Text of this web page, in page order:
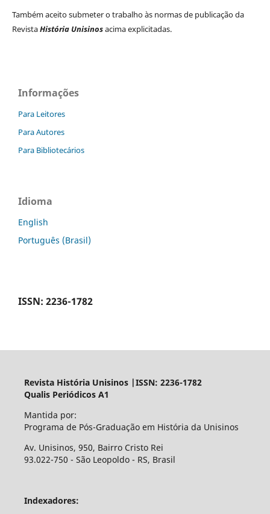
Também aceito submeter o trabalho às normas de publicação da
RevistaHistória Unisinosacima explicitadas.
Informações
Para Leitores
Para Autores
Para Bibliotecários
Idioma
English
Português (Brasil)
ISSN: 2236-1782
Revista História Unisinos |ISSN: 2236-1782
Qualis Periódicos A1
Mantida por:
Programa de Pós-Graduação em História da Unisinos
Av. Unisinos, 950, Bairro Cristo Rei
93.022-750 - São Leopoldo - RS, Brasil
Indexadores: